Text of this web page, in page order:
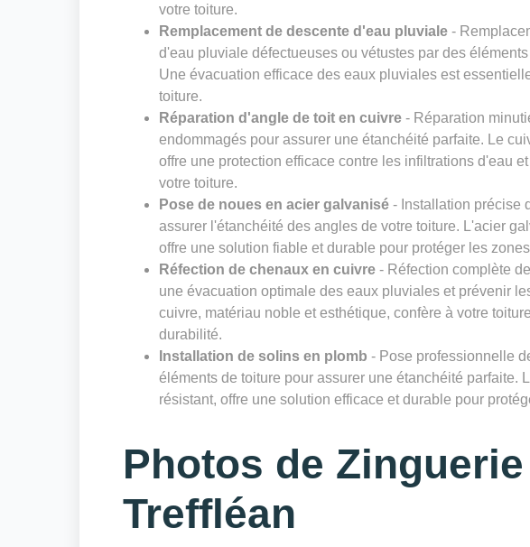
votre toiture.
Remplacement de descente d'eau pluviale -
d'eau pluviale défectueuses ou vétustes par des
Une évacuation efficace des eaux pluviales est
toiture.
Réparation d'angle de toit en cuivre - Réparation
endommagés pour assurer une étanchéité parfaite. Le
offre une protection efficace contre les infiltrations d'eau
votre toiture.
Pose de noues en acier galvanisé - Installation précise
assurer l'étanchéité des angles de votre toiture. L'acier
offre une solution fiable et durable pour protéger les
Réfection de chenaux en cuivre - Réfection complète
une évacuation optimale des eaux pluviales et prévenir
cuivre, matériau noble et esthétique, confère à votre
durabilité.
Installation de solins en plomb - Pose professionnelle
éléments de toiture pour assurer une étanchéité parfaite.
résistant, offre une solution efficace et durable pour
Photos de
Treffléan